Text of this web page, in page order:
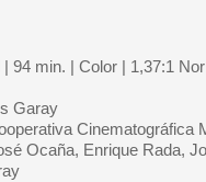
| 94 min. | Color | 1,37:1
Garay
Cinematográfica
Ocaña, Enrique Rada,